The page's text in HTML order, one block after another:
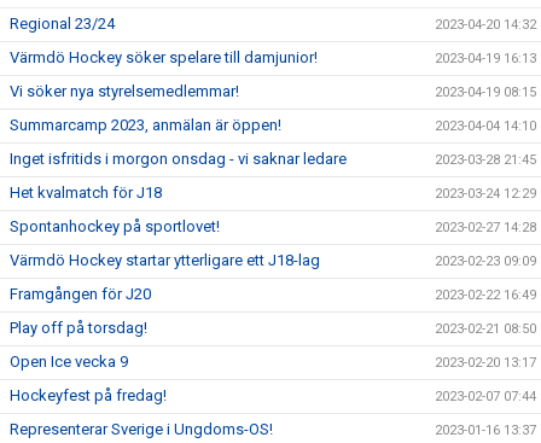
Regional 23/24 2023-04-20 14:32
Värmdö Hockey söker spelare till damjunior! 2023-04-19 16:13
Vi söker nya styrelsemedlemmar! 2023-04-19 08:15
Summarcamp 2023, anmälan är öppen! 2023-04-04 14:10
Inget isfritids i morgon onsdag - vi saknar ledare 2023-03-28 21:45
Het kvalmatch för J18 2023-03-24 12:29
Spontanhockey på sportlovet! 2023-02-27 14:28
Värmdö Hockey startar ytterligare ett J18-lag 2023-02-23 09:09
Framgången för J20 2023-02-22 16:49
Play off på torsdag! 2023-02-21 08:50
Open Ice vecka 9 2023-02-20 13:17
Hockeyfest på fredag! 2023-02-07 07:44
Representerar Sverige i Ungdoms-OS! 2023-01-16 13:37